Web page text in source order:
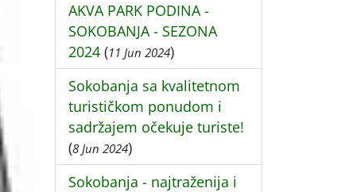
AKVA PARK PODINA -
SOKOBANJA - SEZONA
2024 (11 Jun 2024)
Sokobanja sa kvalitetnom
turističkom ponudom i
sadržajem očekuje turiste!
(8 Jun 2024)
Sokobanja - najtraženija i